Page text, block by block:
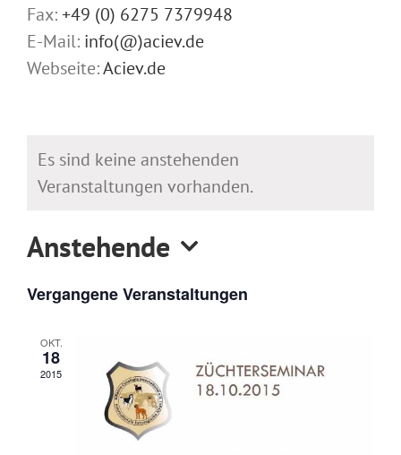
Es sind keine anstehenden
Veranstaltungen vorhanden.
Anstehende
Datum
wählen.
Vergangene Veranstaltungen
OKT.
18
2015
Fax:+49 (0) 6275 7379948
E-Mail: info(@)aciev.de
Webseite:Aciev.de